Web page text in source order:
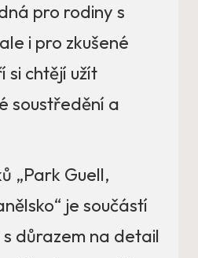
pro rodiny s
i pro zkušené
si chtějí užít
soustředění a
„Park Guell,
je součástí
důrazem na detail